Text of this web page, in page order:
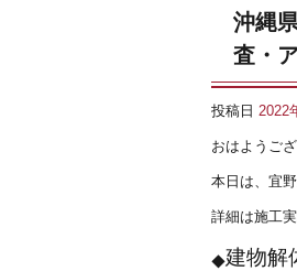
沖縄
査・
投稿日 2022
おはようご
本日は、宜
詳細は施工
◆建物解